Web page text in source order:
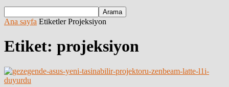
Ana sayfa Etiketler Projeksiyon
Etiket: projeksiyon